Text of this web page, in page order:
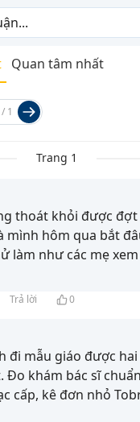
Quan tâm nhất
/ 1
Trang 1
thoát khỏi được đợt
mình hôm qua bắt
làm như các mẹ xem
Trả lời 0
đi mẫu giáo được
Đo khám bác sĩ
cấp, kê đơn nhỏ